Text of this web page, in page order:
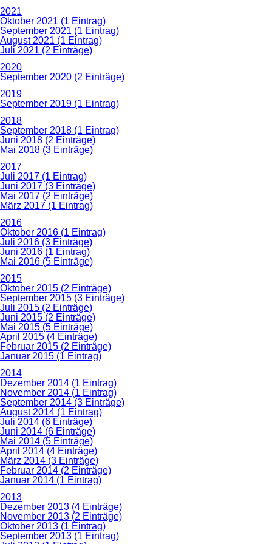
2021
Oktober 2021 (1 Eintrag)
September 2021 (1 Eintrag)
August 2021 (1 Eintrag)
Juli 2021 (2 Einträge)
2020
September 2020 (2 Einträge)
2019
September 2019 (1 Eintrag)
2018
September 2018 (1 Eintrag)
Juni 2018 (2 Einträge)
Mai 2018 (3 Einträge)
2017
Juli 2017 (1 Eintrag)
Juni 2017 (3 Einträge)
Mai 2017 (2 Einträge)
März 2017 (1 Eintrag)
2016
Oktober 2016 (1 Eintrag)
Juli 2016 (3 Einträge)
Juni 2016 (1 Eintrag)
Mai 2016 (5 Einträge)
2015
Oktober 2015 (2 Einträge)
September 2015 (3 Einträge)
Juli 2015 (2 Einträge)
Juni 2015 (2 Einträge)
Mai 2015 (5 Einträge)
April 2015 (4 Einträge)
Februar 2015 (2 Einträge)
Januar 2015 (1 Eintrag)
2014
Dezember 2014 (1 Eintrag)
November 2014 (1 Eintrag)
September 2014 (3 Einträge)
August 2014 (1 Eintrag)
Juli 2014 (6 Einträge)
Juni 2014 (6 Einträge)
Mai 2014 (5 Einträge)
April 2014 (4 Einträge)
März 2014 (3 Einträge)
Februar 2014 (2 Einträge)
Januar 2014 (1 Eintrag)
2013
Dezember 2013 (4 Einträge)
November 2013 (2 Einträge)
Oktober 2013 (1 Eintrag)
September 2013 (1 Eintrag)